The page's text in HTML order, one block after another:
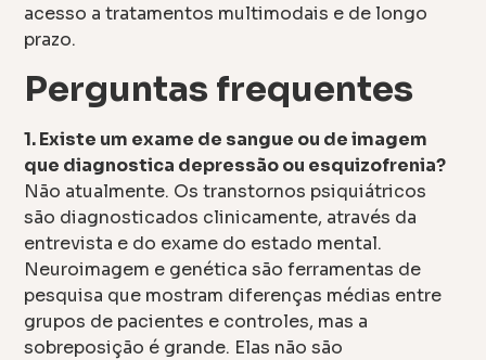
acesso a tratamentos multimodais e de longo
prazo.
Perguntas frequentes
1. Existe um exame de sangue ou de imagem
que diagnostica depressão ou esquizofrenia?
Não atualmente. Os transtornos psiquiátricos
são diagnosticados clinicamente, através da
entrevista e do exame do estado mental.
Neuroimagem e genética são ferramentas de
pesquisa que mostram diferenças médias entre
grupos de pacientes e controles, mas a
sobreposição é grande. Elas não são